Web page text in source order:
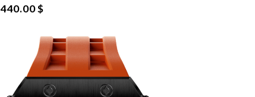
440.00 $